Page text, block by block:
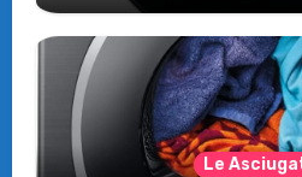
WW11DB7B94GE/
intelligente che
Le